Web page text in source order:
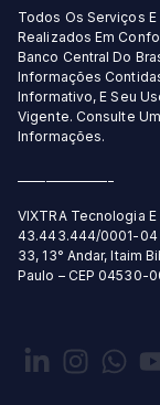
Todos Os Serviços
Realizados Em
Banco Central Do
Informações
Informativo, E Seu
Vigente. Consulte
Informações.
VIXTRA Tecnologia
43.443.444/0001-04
33, 13° Andar, Itaim
Paulo – CEP 04530-